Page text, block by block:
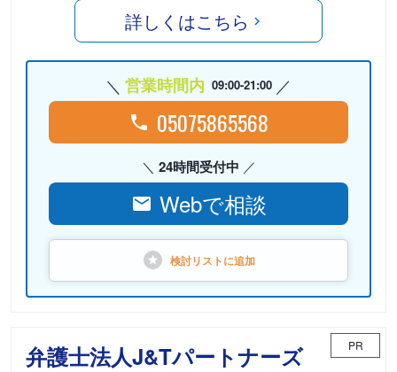
詳しくはこちら
営業時間内 09:00-21:00
05075865568
24時間受付中
Webで相談
検討リストに追加
弁護士法人J&Tパートナーズ PR